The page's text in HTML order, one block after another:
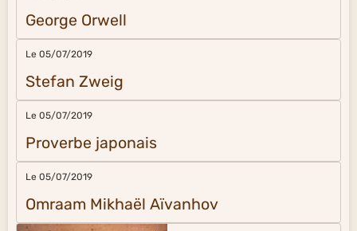
George Orwell
Le 05/07/2019
Stefan Zweig
Le 05/07/2019
Proverbe japonais
Le 05/07/2019
Omraam Mikhaël Aïvanhov